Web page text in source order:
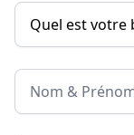
Nom & Prénom